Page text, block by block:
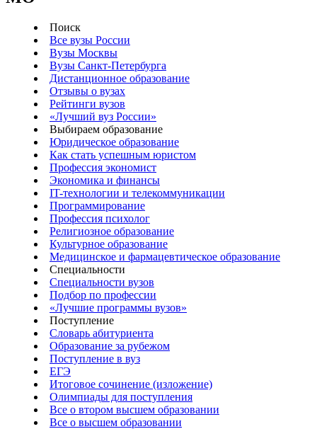
Поиск
Все вузы России
Вузы Москвы
Вузы Санкт-Петербурга
Дистанционное образование
Отзывы о вузах
Рейтинги вузов
«Лучший вуз России»
Выбираем образование
Юридическое образование
Как стать успешным юристом
Профессия экономист
Экономика и финансы
IT-технологии и телекоммуникации
Программирование
Профессия психолог
Религиозное образование
Культурное образование
Медицинское и фармацевтическое образование
Специальности
Специальности вузов
Подбор по профессии
«Лучшие программы вузов»
Поступление
Словарь абитуриента
Образование за рубежом
Поступление в вуз
ЕГЭ
Итоговое сочинение (изложение)
Олимпиады для поступления
Все о втором высшем образовании
Все о высшем образовании